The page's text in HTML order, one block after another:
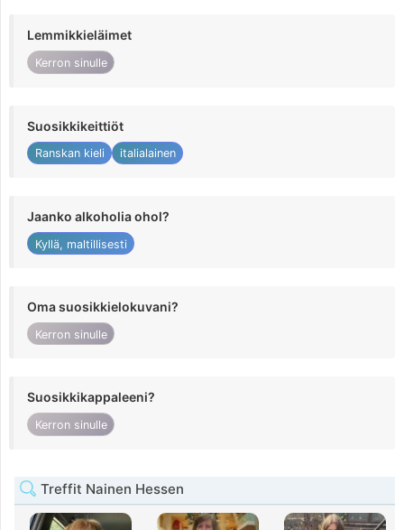
Lemmikkieläimet
Kerron sinulle
Suosikkikeittiöt
Ranskan kieli italialainen
Jaanko alkoholia ohol?
Kyllä, maltillisesti
Oma suosikkielokuvani?
Kerron sinulle
Suosikkikappaleeni?
Kerron sinulle
Treffit Nainen Hessen